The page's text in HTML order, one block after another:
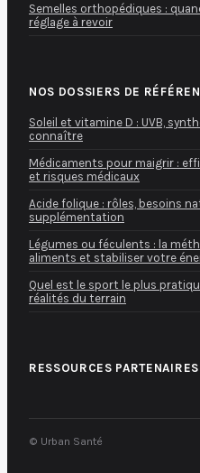
Semelles orthopédiques :
réglage à revoir
NOS DOSSIERS DE
Soleil et vitamine D : UVB,
connaître
Médicaments pour maigrir :
et risques médicaux
Acide folique : rôles, besoins
supplémentation
Légumes ou féculents : la
aliments et stabiliser votre
Quel est le sport le plus
réalités du terrain
RESSOURCES PARTENAIRES
© Urban Santé